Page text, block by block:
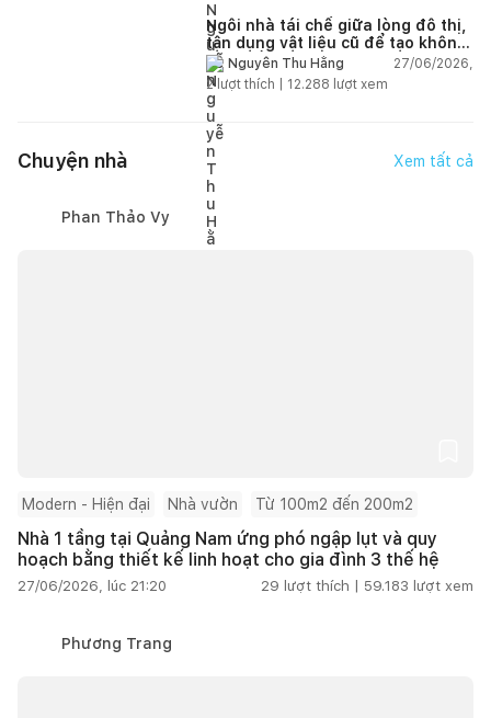
Ngôi nhà tái chế giữa lòng đô thị,
tận dụng vật liệu cũ để tạo không
gian sống linh hoạt
Nguyễn Thu Hằng
27/06/2026,
2lượt thích | 12.288 lượt xem
Chuyện nhà Xem tất cả
Phan Thảo Vy
Modern - Hiện đại Nhà vườn Từ 100m2 đến 200m2
Nhà 1 tầng tại Quảng Nam ứng phó ngập lụt và quy
hoạch bằng thiết kế linh hoạt cho gia đình 3 thế hệ
27/06/2026, lúc 21:20 29 lượt thích | 59.183 lượt xem
Phương Trang